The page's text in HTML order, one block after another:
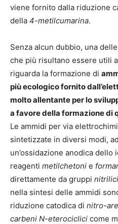
viene fornito dalla riduzione
della 4-metilcumarina.
Senza alcun dubbio, una
che più risultano essere utili
riguarda la formazione di
più ecologico fornito
molto allentante per lo
a favore della formazione di
Le ammidi per via
sintetizzate in diversi modi,
un’ossidazione anodica
reagenti metilchetoni e
direttamente da gruppi nitrilici
nella sintesi delle ammidi
riduzione catodica di nitro-
carbeni N-eterociclici come